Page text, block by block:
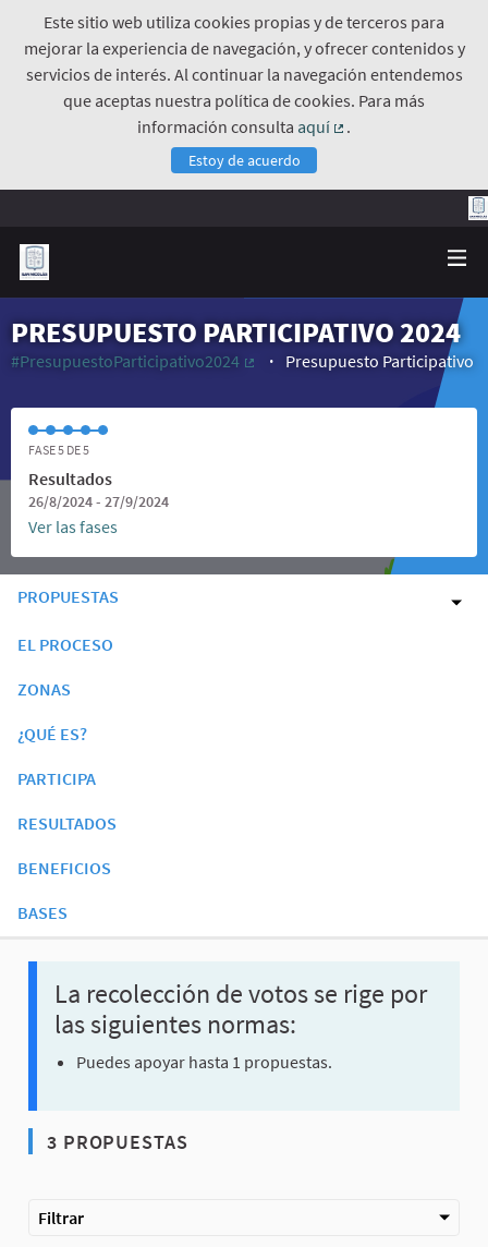
Este sitio web utiliza cookies propias y de terceros para
mejorar la experiencia de navegación, y ofrecer contenidos y
servicios de interés. Al continuar la navegación entendemos
que aceptas nuestra política de cookies. Para más
información consulta aquí
.
Estoy de acuerdo
PRESUPUESTO PARTICIPATIVO 2024
#PresupuestoParticipativo2024
Presupuesto Participativo
FASE 5 DE 5
Resultados
26/8/2024 - 27/9/2024
Ver las fases
PROPUESTAS
EL PROCESO
ZONAS
¿QUÉ ES?
PARTICIPA
RESULTADOS
BENEFICIOS
BASES
La recolección de votos se rige por
las siguientes normas:
Puedes apoyar hasta 1 propuestas.
3 PROPUESTAS
Filtrar